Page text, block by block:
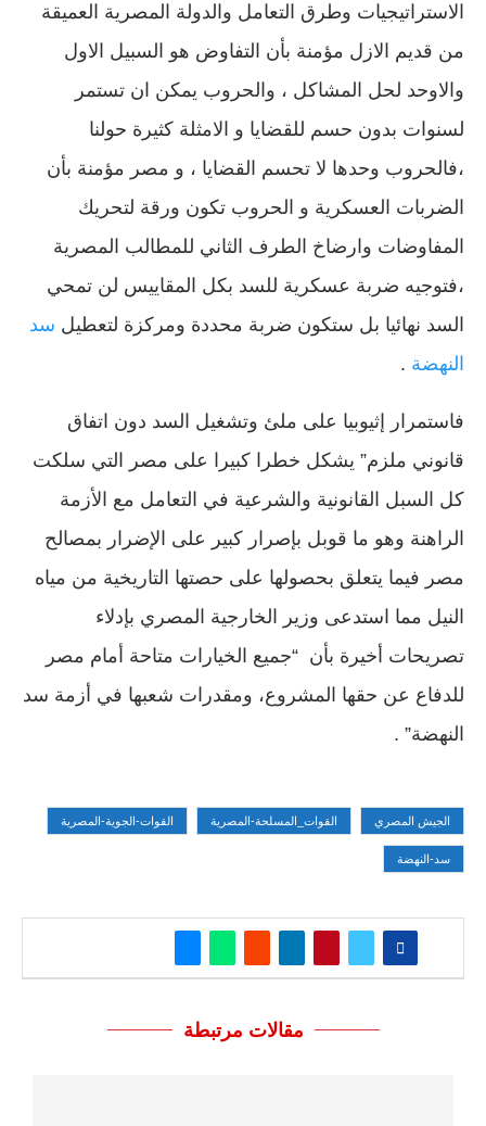
الاستراتيجيات وطرق التعامل والدولة المصرية العميقة
من قديم الازل مؤمنة بأن التفاوض هو السبيل الاول
والاوحد لحل المشاكل ، والحروب يمكن ان تستمر
لسنوات بدون حسم للقضايا و الامثلة كثيرة حولنا
،فالحروب وحدها لا تحسم القضايا ، و مصر مؤمنة بأن
الضربات العسكرية و الحروب تكون ورقة لتحريك
المفاوضات وارضاخ الطرف الثاني للمطالب المصرية
،فتوجيه ضربة عسكرية للسد بكل المقاييس لن تمحي
السد نهائيا بل ستكون ضربة محددة ومركزة لتعطيل سد
النهضة .
فاستمرار إثيوبيا على ملئ وتشغيل السد دون اتفاق
قانوني ملزم” يشكل خطرا كبيرا على مصر التي سلكت
كل السبل القانونية والشرعية في التعامل مع الأزمة
الراهنة وهو ما قوبل بإصرار كبير على الإضرار بمصالح
مصر فيما يتعلق بحصولها على حصتها التاريخية من مياه
النيل مما استدعى وزير الخارجية المصري بإدلاء
تصريحات أخيرة بأن “جميع الخيارات متاحة أمام مصر
للدفاع عن حقها المشروع، ومقدرات شعبها في أزمة سد
النهضة” .
الجيش المصري القوات_المسلحة-المصرية القوات-الجوية-المصرية
سد-النهضة
مقالات مرتبطة